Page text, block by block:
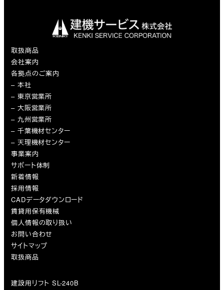
取扱商品
会社案内
各拠点のご案内
– 本社
– 東京営業所
– 大阪営業所
– 九州営業所
– 千葉機材センター
– 天理機材センター
事業案内
サポート体制
新着情報
採用情報
CADデータダウンロード
賃貸用保有機械
個人情報の取り扱い
お問い合わせ
サイトマップ
取扱商品
建設用リフト SL-240B